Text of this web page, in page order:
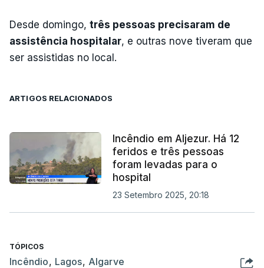
Desde domingo, três pessoas precisaram de
assistência hospitalar, e outras nove tiveram que
ser assistidas no local.
ARTIGOS RELACIONADOS
Incêndio em Aljezur. Há 12
feridos e três pessoas
foram levadas para o
hospital
23 Setembro 2025, 20:18
TÓPICOS
Incêndio, Lagos, Algarve